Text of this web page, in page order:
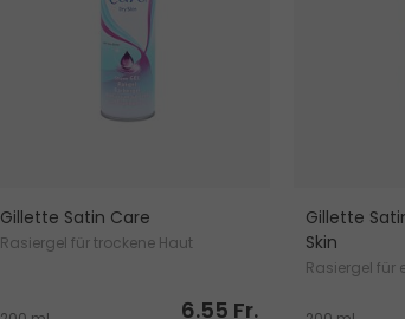
Gillette Satin Care
Rasiergel für trockene Haut
6.55 Fr.
Gillette
Skin
Rasiergel für